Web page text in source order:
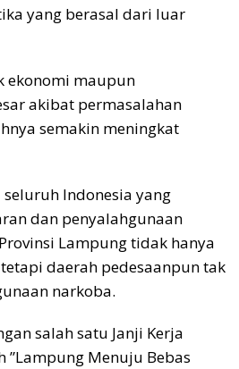
yang berasal dari luar
ekonomi maupun
akibat permasalahan
semakin meningkat
Indonesia yang
dan penyalahgunaan
Lampung tidak hanya
daerah pedesaanpun tak
narkoba.
salah satu Janji Kerja
”Lampung Menuju Bebas